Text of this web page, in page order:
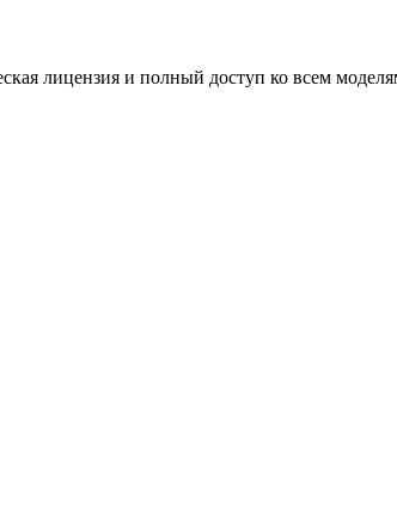
лицензия и полный доступ ко всем